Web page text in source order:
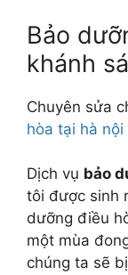
Bảo
khánh
Chuyên sửa
hòa tại hà nội
Dịch vụ bảo
tôi được sinh
dưỡng điều
một mùa
chúng ta sẽ